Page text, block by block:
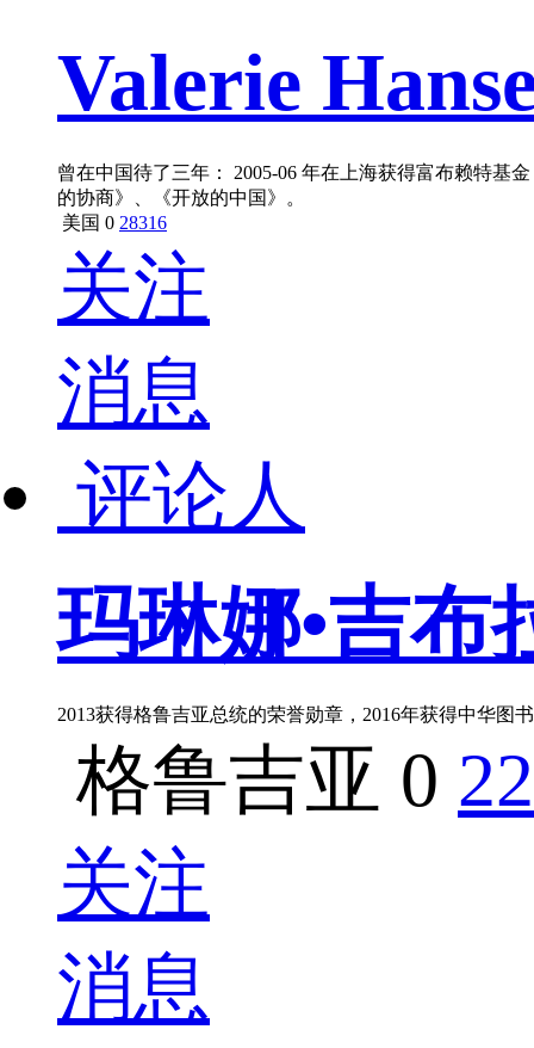
Valerie
曾在中国待了三年： 2005-06 年在上海获得富布赖特基
的协商》、《开放的中国》。
美国 0 28316
关注
消息
评论人
玛琳娜•吉布
2013获得格鲁吉亚总统的荣誉勋章，2016年获得中华图
格鲁吉亚 0
关注
消息